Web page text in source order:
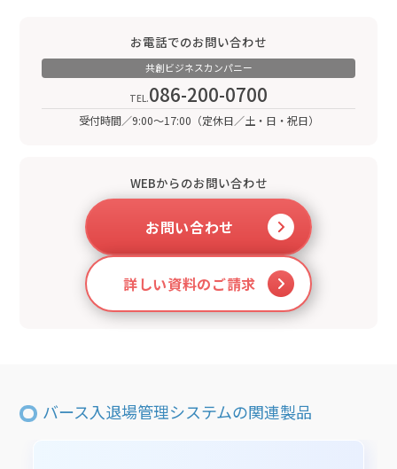
お電話でのお問い合わせ
共創ビジネスカンパニー
086-200-0700
受付時間／9:00～17:00（定休日／土・日・祝日）
WEBからのお問い合わせ
お問い合わせ
詳しい資料のご請求
バース入退場管理システムの関連製品